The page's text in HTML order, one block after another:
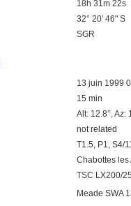
18h 31m 22s
32° 20′ 46" S
SGR
13 juin 1999
15 min
Alt: 12.8°, Az:
not related
T1.5, P1, S4/
Chabottes les
TSC LX200/
Meade SWA